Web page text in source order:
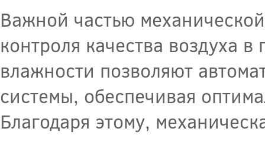
Важной частью
контроля качества воздуха
влажности позволяют
системы, обеспечивая
Благодаря этому,